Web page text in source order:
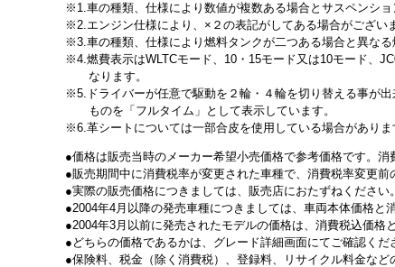
1.車の種類、仕様により数値が複数ある場合とサスペンシ
2.エンジン仕様により、×２の表記がしてある場合がござい
3.車の種類、仕様により燃料タンクが二つある場合と異な
4.燃費表示はWLTCモード、10・15モード又は10モード、
なります。
5.ドライバーが任意で駆動を２輪・４輪を切り替える事が
ものを「フルタイム」として表示しています。
6.革シートについては一部合皮を使用している場合がありま
価格は販売当時のメーカー希望小売価格で参考価格です。消
販売期間中に消費税率が変更された車種で、消費税率変更前
実際の販売価格につきましては、販売店におたずねください。
2004年4月以降の発売車種につきましては、車両本体価格と
2004年3月以前に発売されたモデルの価格は、消費税込価格
どちらの価格であるかは、グレード詳細画面にてご確認くだ
保険料、税金（除く消費税）、登録料、リサイクル料金など